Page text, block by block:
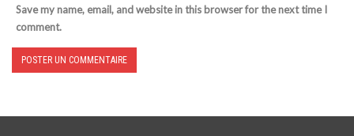
Save my name, email, and website in this browser for the next time I
comment.